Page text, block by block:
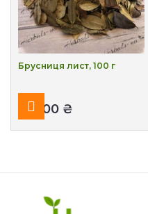
Брусниця лист, 100 г
₴